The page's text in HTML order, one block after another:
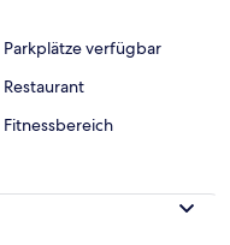
Parkplätze verfügbar
Restaurant
Fitnessbereich